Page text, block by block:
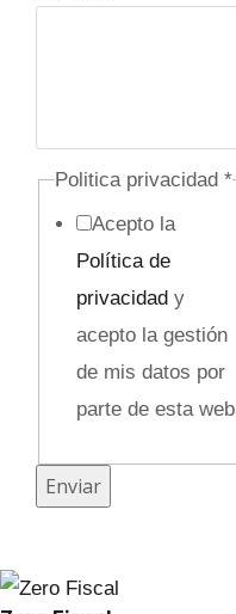
Politica privacidad *
Acepto la
Política de
privacidady
acepto la gestión
de mis datos por
parte de esta web
Enviar